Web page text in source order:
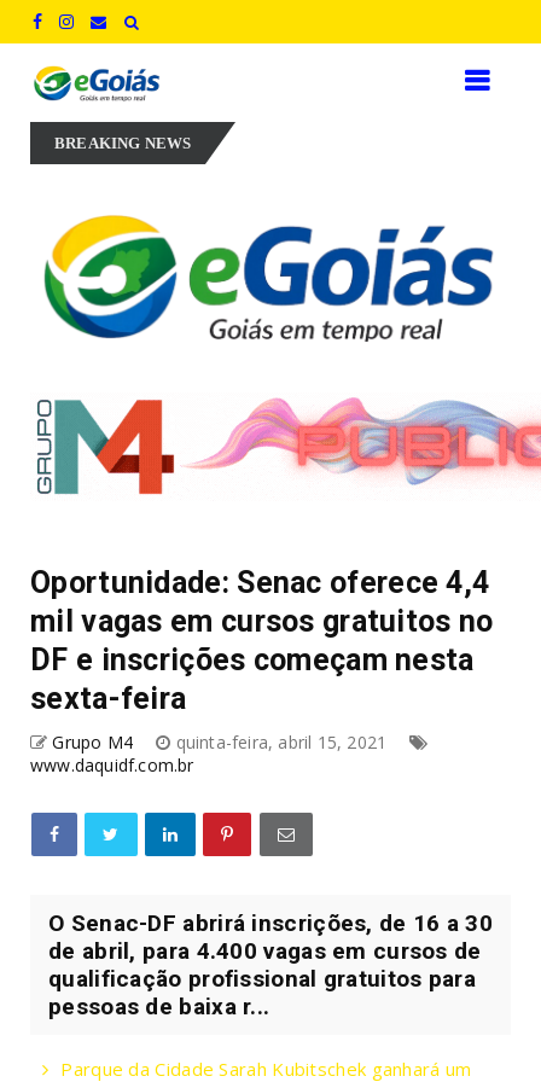
BREAKING NEWS
inovação e geração de empregos para defender novo
Oportunidade: Senac oferece 4,4
mil vagas em cursos gratuitos no
DF e inscrições começam nesta
sexta-feira
Grupo M4
quinta-feira, abril 15, 2021
www.daquidf.com.br
O Senac-DF abrirá inscrições, de 16 a 30
de abril, para 4.400 vagas em cursos de
qualificação profissional gratuitos para
pessoas de baixa r...
Parque da Cidade Sarah Kubitschek ganhará um